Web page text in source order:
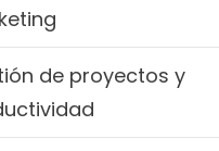
de proyectos y